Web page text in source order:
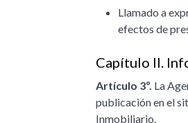
Llamado a
efectos de
Capítulo II.
Artículo 3º. La
publicación en el
Inmobiliario.